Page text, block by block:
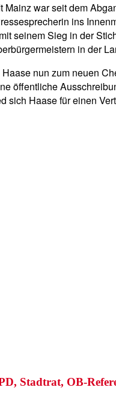
war seit dem
ins
seinem Sieg in der
in der
nun zum neuen
öffentliche
sich Haase für einen
Stadtrat, OB-